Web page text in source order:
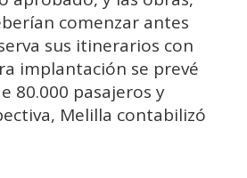
comenzar antes
sus itinerarios con
implantación se prevé
80.000 pasajeros y
Melilla contabilizó